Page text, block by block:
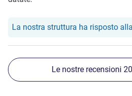
La nostra struttura ha risposto
Le nostre recensioni